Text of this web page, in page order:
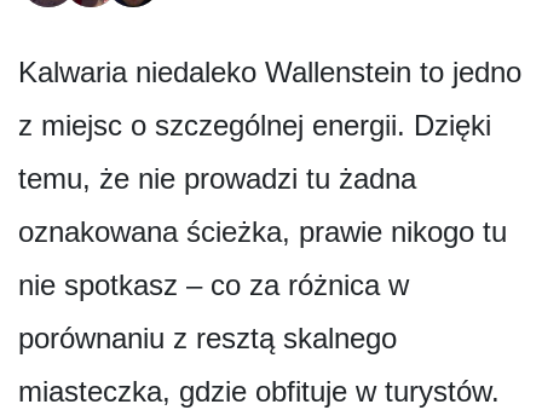
Kalwaria niedaleko Wallenstein to jedno
z miejsc o szczególnej energii. Dzięki
temu, że nie prowadzi tu żadna
oznakowana ścieżka, prawie nikogo tu
nie spotkasz – co za różnica w
porównaniu z resztą skalnego
miasteczka, gdzie obfituje w turystów.